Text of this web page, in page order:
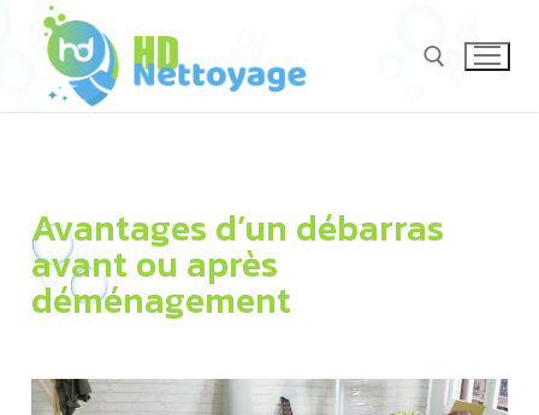
Avantages d’un débarras
avant ou après
déménagement